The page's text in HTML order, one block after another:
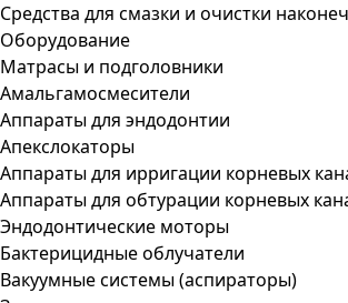
Средства для смазки и очистки
Оборудование
Матрасы и подголовники
Амальгамосмесители
Аппараты для эндодонтии
Апекслокаторы
Аппараты для ирригации корневых
Аппараты для обтурации корневых
Эндодонтические моторы
Бактерицидные облучатели
Вакуумные системы (аспираторы)